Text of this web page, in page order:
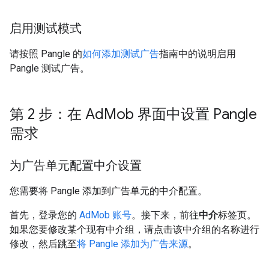
启用测试模式
请按照 Pangle 的如何添加测试广告指南中的说明启用
Pangle 测试广告。
第 2 步：在 AdMob 界面中设置 Pangle
需求
为广告单元配置中介设置
您需要将 Pangle 添加到广告单元的中介配置。
首先，登录您的 AdMob 账号。接下来，前往中介标签页。
如果您要修改某个现有中介组，请点击该中介组的名称进行
修改，然后跳至将 Pangle 添加为广告来源。